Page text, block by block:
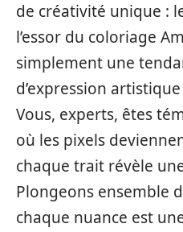
de créativité unique :
l’essor du coloriage
simplement une
d’expression
Vous, experts, êtes
où les pixels
chaque trait révèle
Plongeons ensemble
chaque nuance est